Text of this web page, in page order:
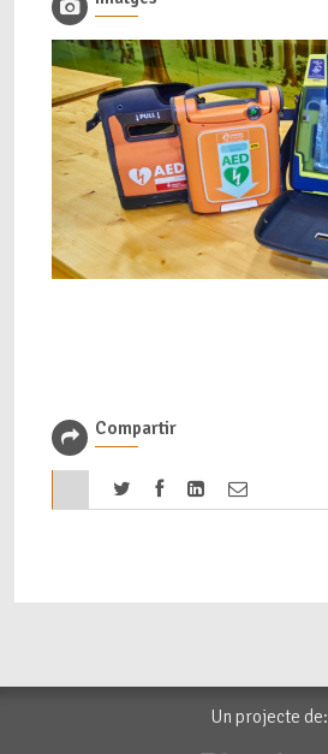
Compartir
Un projecte de: